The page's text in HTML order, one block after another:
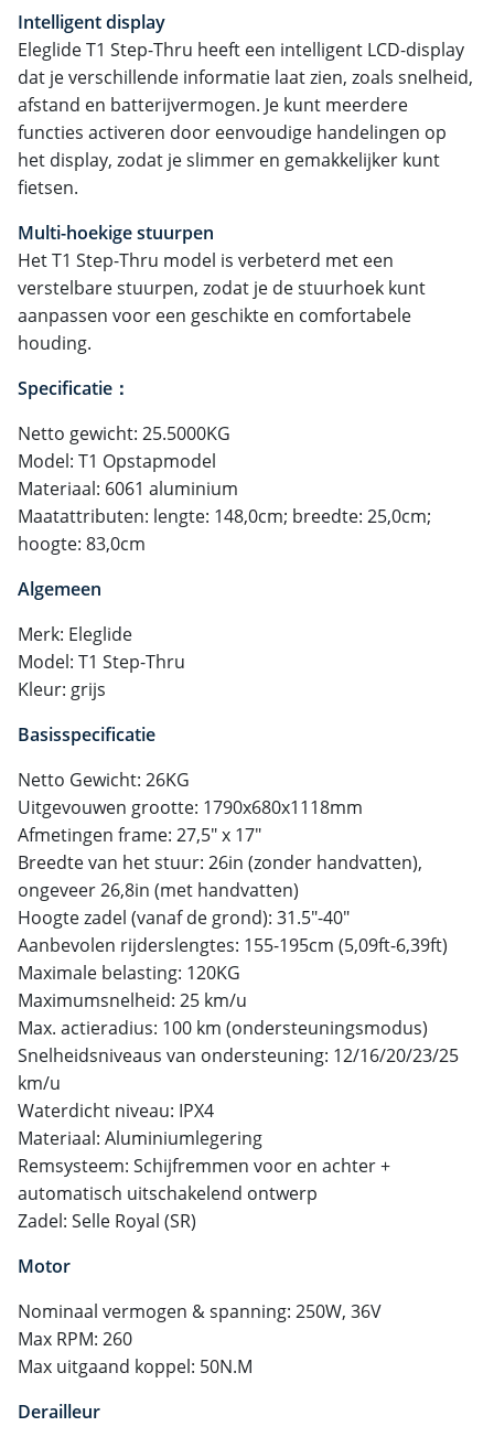
Intelligent display
Eleglide T1 Step-Thru heeft een intelligent LCD-display
dat je verschillende informatie laat zien, zoals snelheid,
afstand en batterijvermogen. Je kunt meerdere
functies activeren door eenvoudige handelingen op
het display, zodat je slimmer en gemakkelijker kunt
fietsen.
Multi-hoekige stuurpen
Het T1 Step-Thru model is verbeterd met een
verstelbare stuurpen, zodat je de stuurhoek kunt
aanpassen voor een geschikte en comfortabele
houding.
Specificatie：
Netto gewicht: 25.5000KG
Model: T1 Opstapmodel
Materiaal: 6061 aluminium
Maatattributen: lengte: 148,0cm; breedte: 25,0cm;
hoogte: 83,0cm
Algemeen
Merk: Eleglide
Model: T1 Step-Thru
Kleur: grijs
Basisspecificatie
Netto Gewicht: 26KG
Uitgevouwen grootte: 1790x680x1118mm
Afmetingen frame: 27,5" x 17"
Breedte van het stuur: 26in (zonder handvatten),
ongeveer 26,8in (met handvatten)
Hoogte zadel (vanaf de grond): 31.5"-40"
Aanbevolen rijderslengtes: 155-195cm (5,09ft-6,39ft)
Maximale belasting: 120KG
Maximumsnelheid: 25 km/u
Max. actieradius: 100 km (ondersteuningsmodus)
Snelheidsniveaus van ondersteuning: 12/16/20/23/25
km/u
Waterdicht niveau: IPX4
Materiaal: Aluminiumlegering
Remsysteem: Schijfremmen voor en achter +
automatisch uitschakelend ontwerp
Zadel: Selle Royal (SR)
Motor
Nominaal vermogen & spanning: 250W, 36V
Max RPM: 260
Max uitgaand koppel: 50N.M
Derailleur